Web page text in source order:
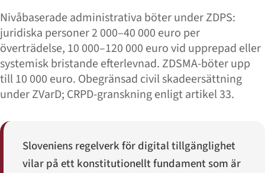
Nivåbaserade administrativa böter under ZDPS:
juridiska personer 2 000–40 000 euro per
överträdelse, 10 000–120 000 euro vid upprepad eller
systemisk bristande efterlevnad. ZDSMA-böter upp
till 10 000 euro. Obegränsad civil skadeersättning
under ZVarD; CRPD-granskning enligt artikel 33.
Sloveniens regelverk för digital tillgänglighet
vilar på ett konstitutionellt fundament som är